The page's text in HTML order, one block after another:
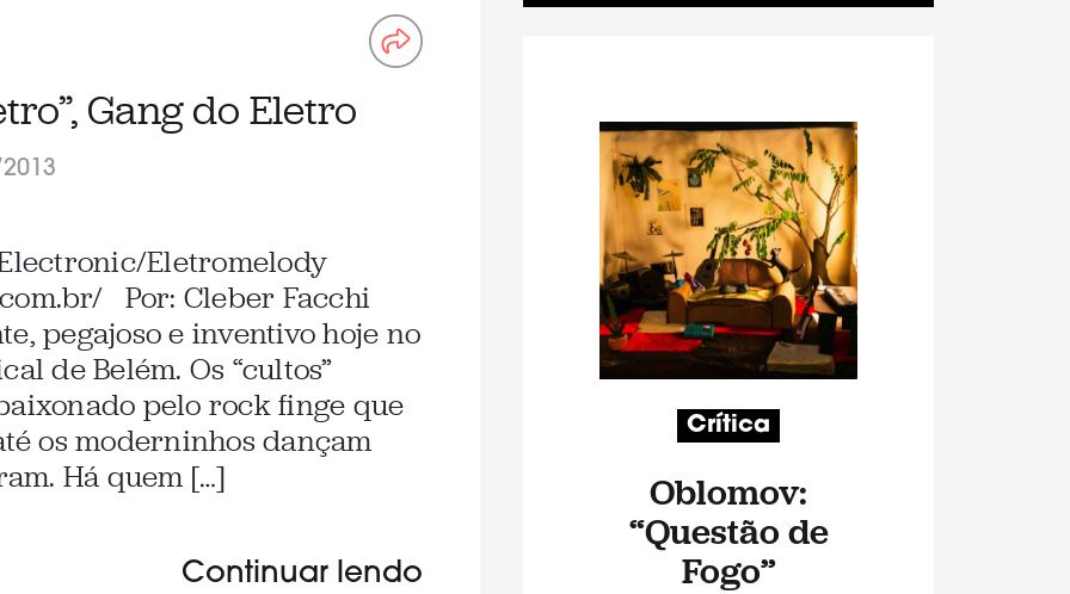
Gang do Eletro
Eletromelody
Por: Cleber Facchi
pegajoso e inventivo hoje no
de Belém. Os “cultos”
pelo rock finge que
os moderninhos dançam
Há quem […]
Continuar lendo
Crítica
Oblomov:
“Questão de
Fogo”